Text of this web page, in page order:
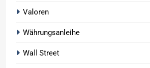
Valoren
Währungsanleihe
Wall Street